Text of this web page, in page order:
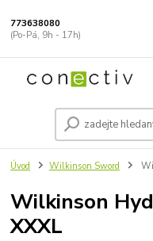
773638080
(Po-Pá, 9h - 17h)
Úvod Wilkinson Sword
Wilkinson
XXXL